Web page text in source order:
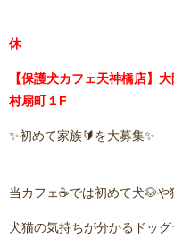
土日祝日は
休
【保護犬カフェ天神橋店】
村扇町１F
✨初めて家族🔰を大募集✨
当カフェ☕️では初めて犬🐶
犬猫の気持ちが分かるドッ